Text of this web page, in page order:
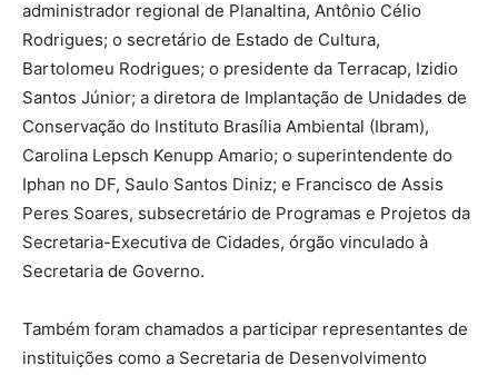
administrador regional de Planaltina, Antônio Célio
Rodrigues; o secretário de Estado de Cultura,
Bartolomeu Rodrigues; o presidente da Terracap, Izidio
Santos Júnior; a diretora de Implantação de Unidades de
Conservação do Instituto Brasília Ambiental (Ibram),
Carolina Lepsch Kenupp Amario; o superintendente do
Iphan no DF, Saulo Santos Diniz; e Francisco de Assis
Peres Soares, subsecretário de Programas e Projetos da
Secretaria-Executiva de Cidades, órgão vinculado à
Secretaria de Governo.
Também foram chamados a participar representantes de
instituições como a Secretaria de Desenvolvimento